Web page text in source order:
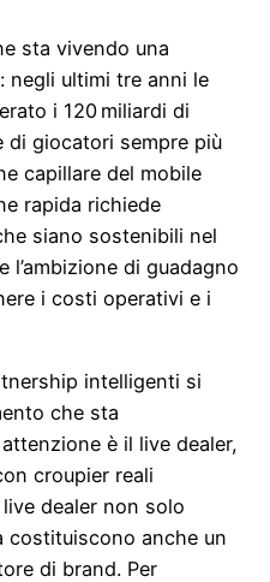
sta vivendo una
negli ultimi tre anni le
i 120 miliardi di
di giocatori sempre più
capillare del mobile
rapida richiede
siano sostenibili nel
l’ambizione di guadagno
i costi operativi e i
intelligenti si
che sta
è il live dealer,
croupier reali
dealer non solo
costituiscono anche un
di brand. Per